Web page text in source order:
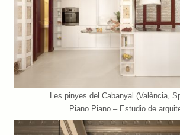
Les pinyes del Cabanyal (València,
Piano Piano – Estudio de